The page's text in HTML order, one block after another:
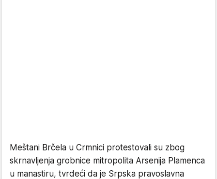
Meštani Brčela u Crmnici protestovali su zbog
skrnavljenja grobnice mitropolita Arsenija Plamenca
u manastiru, tvrdeći da je Srpska pravoslavna